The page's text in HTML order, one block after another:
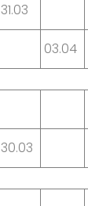
31.03
03.04
30.03